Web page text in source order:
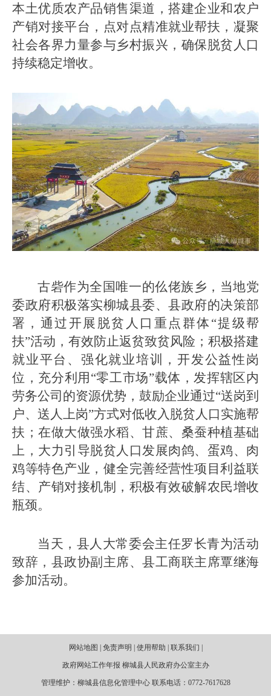
本土优质农产品销售渠道，搭建企业和农户
产销对接平台，点对点精准就业帮扶，凝聚
社会各界力量参与乡村振兴，确保脱贫人口
持续稳定增收。
古砦作为全国唯一的仫佬族乡，当地党
委政府积极落实柳城县委、县政府的决策部
署，通过开展脱贫人口重点群体“提级帮
扶”活动，有效防止返贫致贫风险；积极搭建
就业平台、强化就业培训，开发公益性岗
位，充分利用“零工市场”载体，发挥辖区内
劳务公司的资源优势，鼓励企业通过“送岗到
户、送人上岗”方式对低收入脱贫人口实施帮
扶；在做大做强水稻、甘蔗、桑蚕种植基础
上，大力引导脱贫人口发展肉鸽、蛋鸡、肉
鸡等特色产业，健全完善经营性项目利益联
结、产销对接机制，积极有效破解农民增收
瓶颈。
当天，县人大常委会主任罗长青为活动
致辞，县政协副主席、县工商联主席覃继海
参加活动。
网站地图 | 免责声明 | 使用帮助 | 联系我们 |
政府网站工作年报 柳城县人民政府办公室主办
管理维护：柳城县信息化管理中心 联系电话：0772-7617628